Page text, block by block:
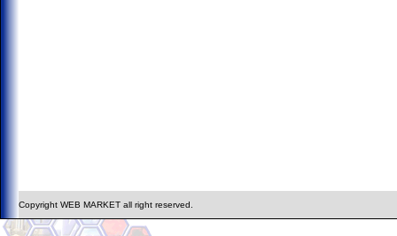
Copyright WEB MARKET all right reserved.